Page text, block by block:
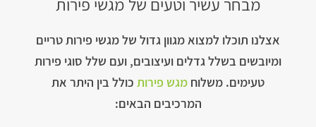
אצלנו תוכלו למצוא מגוון גדול של מגשי פירות טריים
ומיובשים בשלל גדלים ועיצובים, ועם שלל סוגי פירות
טעימים. משלוח מגש פירות כולל בין היתר את
המרכיבים הבאים: